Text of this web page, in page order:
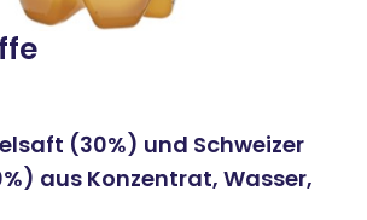
(30%) und Schweizer
aus Konzentrat, Wasser,